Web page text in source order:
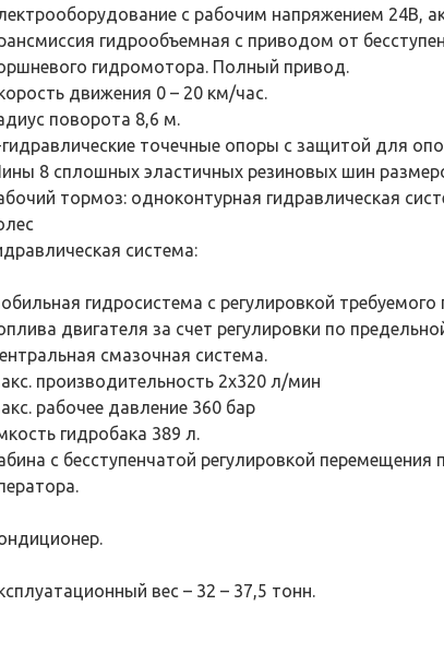
с рабочим напряжением 24В,
гидрообъемная с приводом от
гидромотора. Полный привод.
движения 0 – 20 км/час.
поворота 8,6 м.
точечные опоры с защитой для
8 сплошных эластичных резиновых шин
тормоз: одноконтурная гидравлическая
система:
гидросистема с регулировкой
двигателя за счет регулировки по
смазочная система.
производительность 2х320 л/мин
рабочее давление 360 бар
гидробака 389 л.
с бесступенчатой регулировкой перемещения
вес – 32 – 37,5 тонн.